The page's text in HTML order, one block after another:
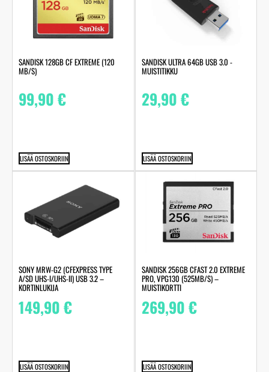
SANDISK 128GB CF EXTREME (120
MB/S)
99,90€
LISÄÄ OSTOSKORIIN
SANDISK ULTRA 64GB USB 3.0 -
MUISTITIKKU
29,90€
LISÄÄ OSTOSKORIIN
SONY MRW-G2 (CFEXPRESS TYPE
A/SD UHS-I/UHS-II) USB 3.2 –
KORTINLUKIJA
149,90€
LISÄÄ OSTOSKORIIN
SANDISK 256GB CFAST 2.0 EXTREME
PRO, VPG130 (525MB/S) –
MUISTIKORTTI
269,90€
LISÄÄ OSTOSKORIIN